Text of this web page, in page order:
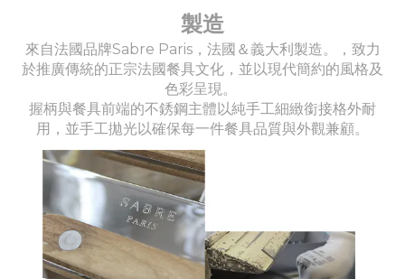
製造
來自法國品牌Sabre Paris，法國＆義大利製造。，致力
於推廣傳統的正宗法國餐具文化，並以現代簡約的風格及
色彩呈現。
握柄與餐具前端的不銹鋼主體以純手工細緻銜接格外耐
用，並手工拋光以確保每一件餐具品質與外觀兼顧。